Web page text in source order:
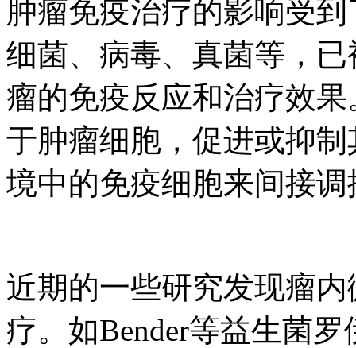
肿瘤免疫治疗的影响受
细菌、病毒、真菌等，
瘤的免疫反应和治疗效
于肿瘤细胞，促进或抑
境中的免疫细胞来间接
近期的一些研究发现瘤
疗。如Bender等益生菌